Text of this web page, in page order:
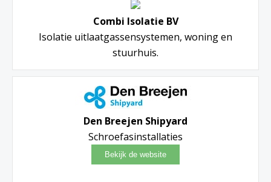
Combi Isolatie BV
Isolatie uitlaatgassensystemen, woning en
stuurhuis.
Den Breejen Shipyard
Schroefasinstallaties